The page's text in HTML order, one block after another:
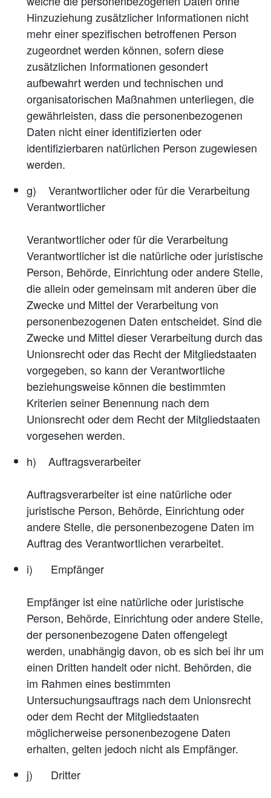
Hinzuziehung zusätzlicher Informationen nicht
mehr einer spezifischen betroffenen Person
zugeordnet werden können, sofern diese
zusätzlichen Informationen gesondert
aufbewahrt werden und technischen und
organisatorischen Maßnahmen unterliegen, die
gewährleisten, dass die personenbezogenen
Daten nicht einer identifizierten oder
identifizierbaren natürlichen Person zugewiesen
werden.
g) Verantwortlicher oder für die Verarbeitung
Verantwortlicher
Verantwortlicher oder für die Verarbeitung
Verantwortlicher ist die natürliche oder juristische
Person, Behörde, Einrichtung oder andere Stelle,
die allein oder gemeinsam mit anderen über die
Zwecke und Mittel der Verarbeitung von
personenbezogenen Daten entscheidet. Sind die
Zwecke und Mittel dieser Verarbeitung durch das
Unionsrecht oder das Recht der Mitgliedstaaten
vorgegeben, so kann der Verantwortliche
beziehungsweise können die bestimmten
Kriterien seiner Benennung nach dem
Unionsrecht oder dem Recht der Mitgliedstaaten
vorgesehen werden.
h) Auftragsverarbeiter
Auftragsverarbeiter ist eine natürliche oder
juristische Person, Behörde, Einrichtung oder
andere Stelle, die personenbezogene Daten im
Auftrag des Verantwortlichen verarbeitet.
i) Empfänger
Empfänger ist eine natürliche oder juristische
Person, Behörde, Einrichtung oder andere Stelle,
der personenbezogene Daten offengelegt
werden, unabhängig davon, ob es sich bei ihr um
einen Dritten handelt oder nicht. Behörden, die
im Rahmen eines bestimmten
Untersuchungsauftrags nach dem Unionsrecht
oder dem Recht der Mitgliedstaaten
möglicherweise personenbezogene Daten
erhalten, gelten jedoch nicht als Empfänger.
j) Dritter